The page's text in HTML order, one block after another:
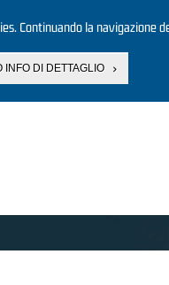
Continuando la navigazione
INFO DI DETTAGLIO